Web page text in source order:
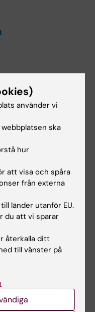
jun 2026
hjälper till att hitta
vid Karolinska
använder vi
ska
hur
att visa och spåra
från externa
länder utanför EU.
du att vi sparar
återkalla ditt
till vänster på